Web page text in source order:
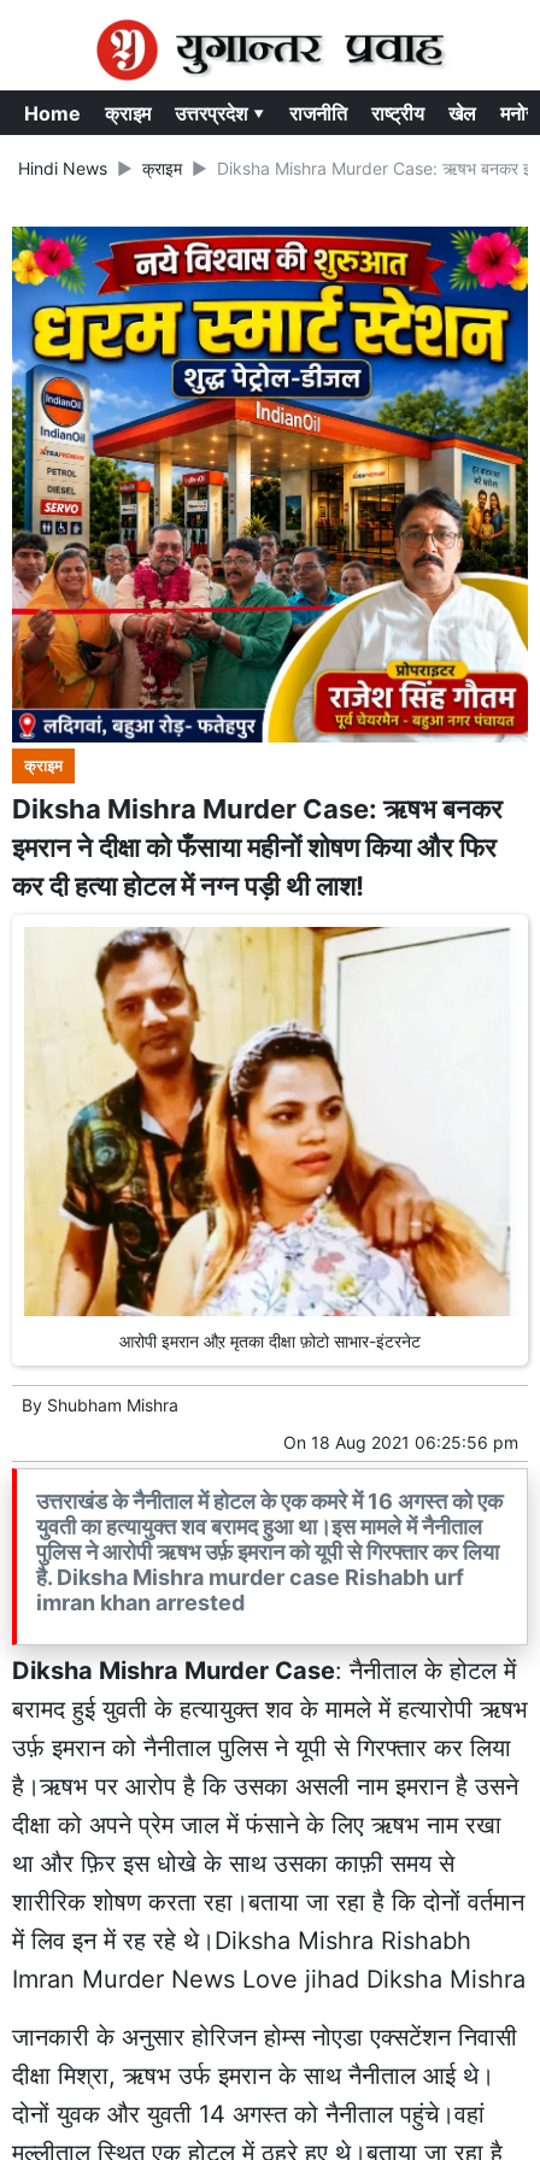
Home क्राइम उत्तरप्रदेश ▾ राजनीति राष्ट्रीय खेल
Hindi News क्राइम Diksha Mishra Murder Case: ऋषभ बनकर इमरान
क्राइम
Diksha Mishra Murder Case: ऋषभ बनकर
इमरान ने दीक्षा को फँसाया महीनों शोषण किया और फिर
कर दी हत्या होटल में नग्न पड़ी थी लाश!
आरोपी इमरान औऱ मृतका दीक्षा फ़ोटो साभार-इंटरनेट
By Shubham Mishra
On 18 Aug 2021 06:25:56 pm
उत्तराखंड के नैनीताल में होटल के एक कमरे में 16 अगस्त को एक
युवती का हत्यायुक्त शव बरामद हुआ था।इस मामले में नैनीताल
पुलिस ने आरोपी ऋषभ उर्फ़ इमरान को यूपी से गिरफ्तार कर लिया
है. Diksha Mishra murder case Rishabh urf
imran khan arrested
Diksha Mishra Murder Case: नैनीताल के होटल में
बरामद हुई युवती के हत्यायुक्त शव के मामले में हत्यारोपी ऋषभ
उर्फ़ इमरान को नैनीताल पुलिस ने यूपी से गिरफ्तार कर लिया
है।ऋषभ पर आरोप है कि उसका असली नाम इमरान है उसने
दीक्षा को अपने प्रेम जाल में फंसाने के लिए ऋषभ नाम रखा
था और फ़िर इस धोखे के साथ उसका काफ़ी समय से
शारीरिक शोषण करता रहा।बताया जा रहा है कि दोनों वर्तमान
में लिव इन में रह रहे थे।Diksha Mishra Rishabh
Imran Murder News Love jihad Diksha Mishra
जानकारी के अनुसार होरिजन होम्स नोएडा एक्सटेंशन निवासी
दीक्षा मिश्रा, ऋषभ उर्फ इमरान के साथ नैनीताल आई थे।
दोनों युवक और युवती 14 अगस्त को नैनीताल पहुंचे।वहां
मल्लीताल स्थित एक होटल में ठहरे हुए थे।बताया जा रहा है